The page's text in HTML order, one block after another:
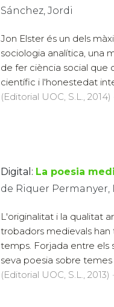
Sánchez, Jordi
Jon Elster és un dels
sociologia analítica, una
de fer ciència social que
científic i l'honestedat
(Editorial UOC, S.L., 2014)
Digital: La poesia
de Riquer Permanyer,
L'originalitat i la qualitat
trobadors medievals han
temps. Forjada entre els
seva poesia sobre temes
(Editorial UOC, S.L., 2013)